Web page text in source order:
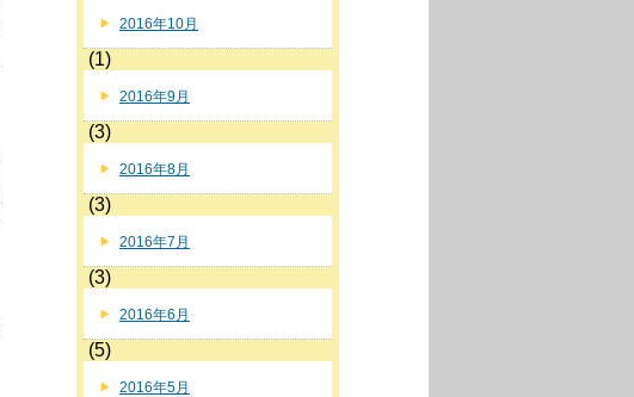
2016年10月
(1)
2016年9月
(3)
2016年8月
(3)
2016年7月
(3)
2016年6月
(5)
2016年5月